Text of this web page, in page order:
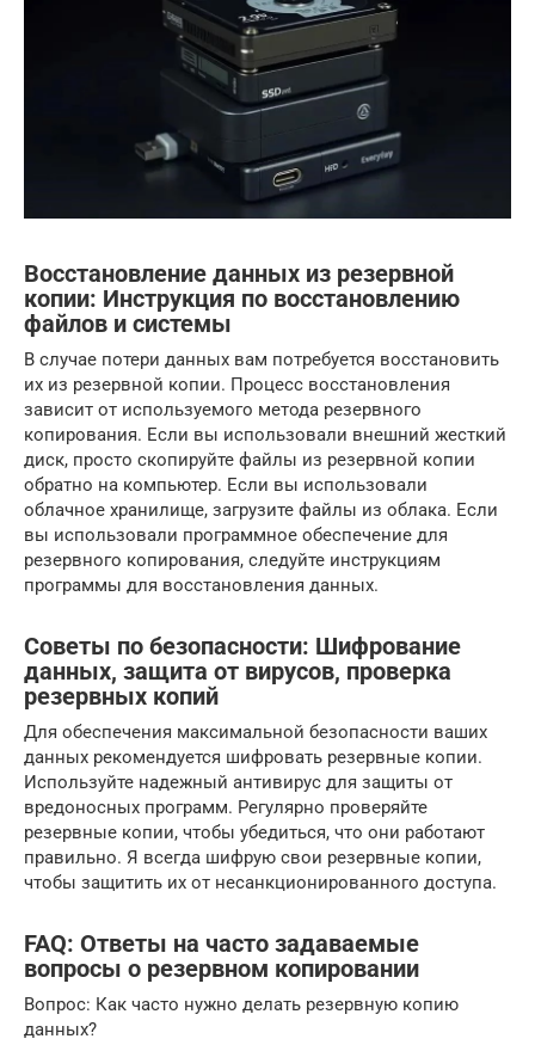
Восстановление данных из резервной
копии: Инструкция по восстановлению
файлов и системы
В случае потери данных вам потребуется восстановить
их из резервной копии. Процесс восстановления
зависит от используемого метода резервного
копирования. Если вы использовали внешний жесткий
диск, просто скопируйте файлы из резервной копии
обратно на компьютер. Если вы использовали
облачное хранилище, загрузите файлы из облака. Если
вы использовали программное обеспечение для
резервного копирования, следуйте инструкциям
программы для восстановления данных.
Советы по безопасности: Шифрование
данных, защита от вирусов, проверка
резервных копий
Для обеспечения максимальной безопасности ваших
данных рекомендуется шифровать резервные копии.
Используйте надежный антивирус для защиты от
вредоносных программ. Регулярно проверяйте
резервные копии, чтобы убедиться, что они работают
правильно. Я всегда шифрую свои резервные копии,
чтобы защитить их от несанкционированного доступа.
FAQ: Ответы на часто задаваемые
вопросы о резервном копировании
Вопрос: Как часто нужно делать резервную копию
данных?